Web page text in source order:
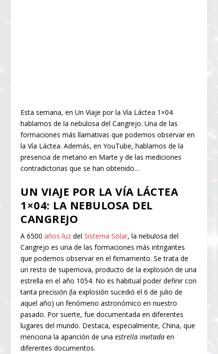
Esta semana, en Un Viaje por la Vía Láctea 1×04
hablamos de la nebulosa del Cangrejo. Una de las
formaciones más llamativas que podemos observar en
la Vía Láctea. Además, en YouTube, hablamos de la
presencia de metano en Marte y de las mediciones
contradictorias que se han obtenido…
UN VIAJE POR LA VÍA LÁCTEA
1×04: LA NEBULOSA DEL
CANGREJO
A 6500años-luz delSistema Solar, la nebulosa del
Cangrejo es una de las formaciones más intrigantes
que podemos observar en el firmamento. Se trata de
un resto de supernova, producto de la explosión de una
estrella en el año 1054. No es habitual poder definir con
tanta precisión (la explosión sucedió el 6 de julio de
aquel año) un fenómeno astronómico en nuestro
pasado. Por suerte, fue documentada en diferentes
lugares del mundo. Destaca, especialmente, China, que
menciona la aparición de unaestrella invitada en
diferentes documentos.